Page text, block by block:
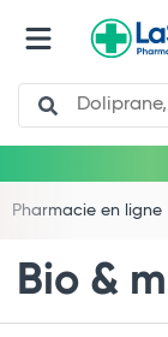
Search
Pharmacie en ligne
Bio &